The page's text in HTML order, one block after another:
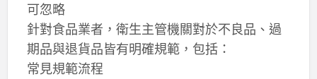
可忽略
針對食品業者，衛生主管機關對於不良品、過
期品與退貨品皆有明確規範，包括：
常見規範流程